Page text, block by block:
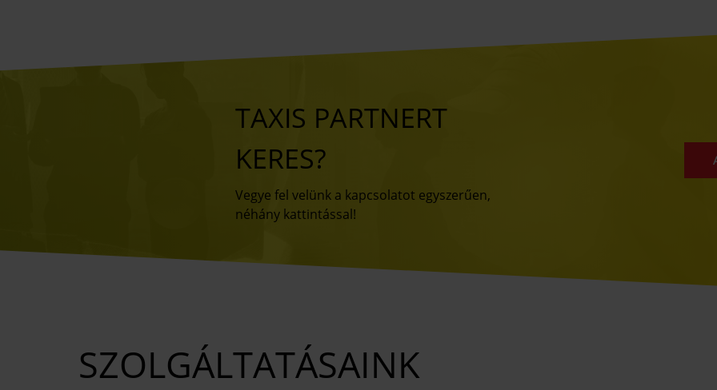
TAXIS PARTNERT
KERES?
Vegye fel velünk a kapcsolatot egyszerűen,
néhány kattintással!
SZOLGÁLTATÁSAINK